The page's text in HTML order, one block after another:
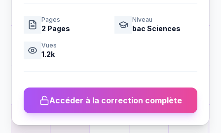
Pages
2 Pages
Niveau
bac Sciences
Vues
1.2k
Accéder à la correction complète